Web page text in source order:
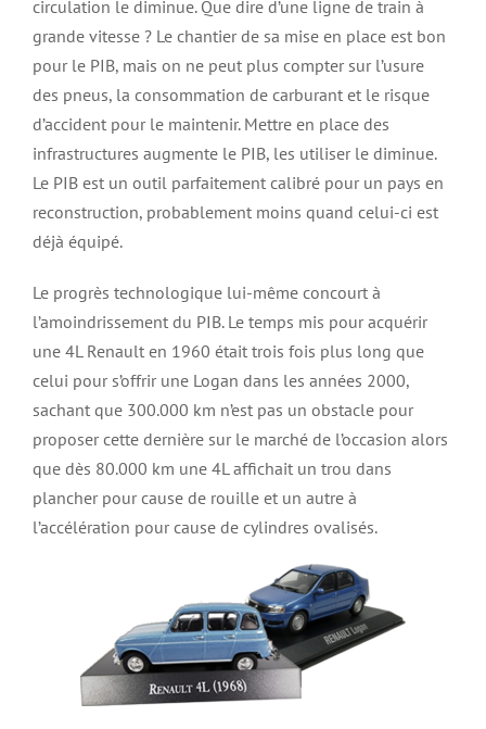
circulation le diminue. Que dire d’une ligne de train à
grande vitesse ? Le chantier de sa mise en place est bon
pour le PIB, mais on ne peut plus compter sur l’usure
des pneus, la consommation de carburant et le risque
d’accident pour le maintenir. Mettre en place des
infrastructures augmente le PIB, les utiliser le diminue.
Le PIB est un outil parfaitement calibré pour un pays en
reconstruction, probablement moins quand celui-ci est
déjà équipé.
Le progrès technologique lui-même concourt à
l’amoindrissement du PIB. Le temps mis pour acquérir
une 4L Renault en 1960 était trois fois plus long que
celui pour s’offrir une Logan dans les années 2000,
sachant que 300.000 km n’est pas un obstacle pour
proposer cette dernière sur le marché de l’occasion alors
que dès 80.000 km une 4L affichait un trou dans
plancher pour cause de rouille et un autre à
l’accélération pour cause de cylindres ovalisés.